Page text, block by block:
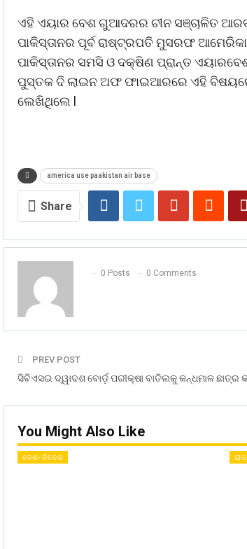
ଏହି ଏୟାର ବେଶ ଗୁଆଦରର ଚୀନ ସଞ୍ଚାଳିତ
ପାକିସ୍ତାନର ପୂର୍ବ ରାଷ୍ଟ୍ରପତି ମୁସରଫ
ପାକିସ୍ତାନର ସମସି ଓ ଦକ୍ଷିଣ ପ୍ରାନ୍ତ
ପୁସ୍ତକ ଦି ଲାଇନ ଅଫ ଫାଇଆରରେ ଏହି
ଲେଖିଥିଲେ l
america use paakistan air base
Share
0 Posts 0 Comments
PREV POST
ସିବିଏସଇ ଦ୍ୱାଦଶ ବୋର୍ଡ଼ ପରୀକ୍ଷା ବାତିଲକୁ କନ୍ଧମାଳ ଛାତ୍ର
You Might Also Like
ଦେଶ- ବିଦେଶ